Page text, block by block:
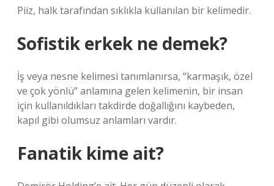
Piiz, halk tarafından sıklıkla kullanılan bir kelimedir.
Sofistik erkek ne demek?
İş veya nesne kelimesi tanımlanırsa, “karmaşık, özel
ve çok yönlü” anlamına gelen kelimenin, bir insan
için kullanıldıkları takdirde doğallığını kaybeden,
kapıl gibi olumsuz anlamları vardır.
Fanatik kime ait?